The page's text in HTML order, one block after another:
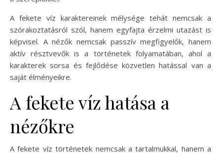
A fekete víz karaktereinek mélysége tehát nemcsak a
szórakoztatásról szól, hanem egyfajta érzelmi utazást is
képvisel. A nézők nemcsak passzív megfigyelők, hanem
aktív résztvevők is a történetek folyamatában, ahol a
karakterek sorsa és fejlődése közvetlen hatással van a
saját élményeikre.
A fekete víz hatása a
nézőkre
A fekete víz történetek nemcsak a tartalmukkal, hanem a